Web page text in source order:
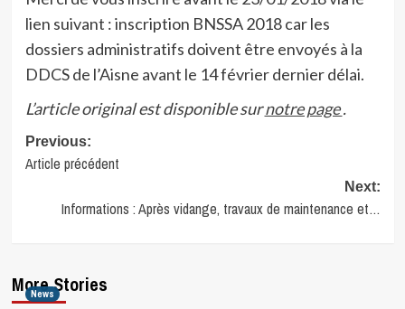
lien suivant : inscription BNSSA 2018 car les
dossiers administratifs doivent être envoyés à la
DDCS de l’Aisne avant le 14 février dernier délai.
L’article original est disponible surnotre page.
Post
navigation
Previous:
Article précédent
Next:
Informations : Après vidange, travaux de maintenance et…
More Stories
News